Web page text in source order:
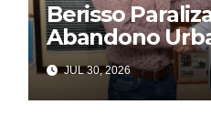
Berisso
Abandono
Despilfarro
Una Vieja
Ineficiencia
JUL 30, 2026